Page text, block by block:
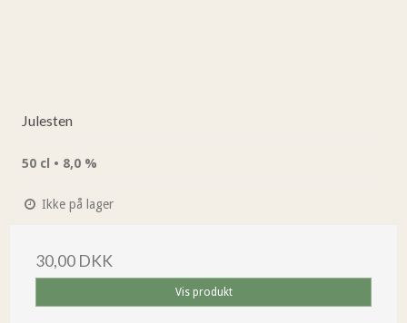
Julesten
50 cl • 8,0 %
Ikke på lager
30,00 DKK
Vis produkt